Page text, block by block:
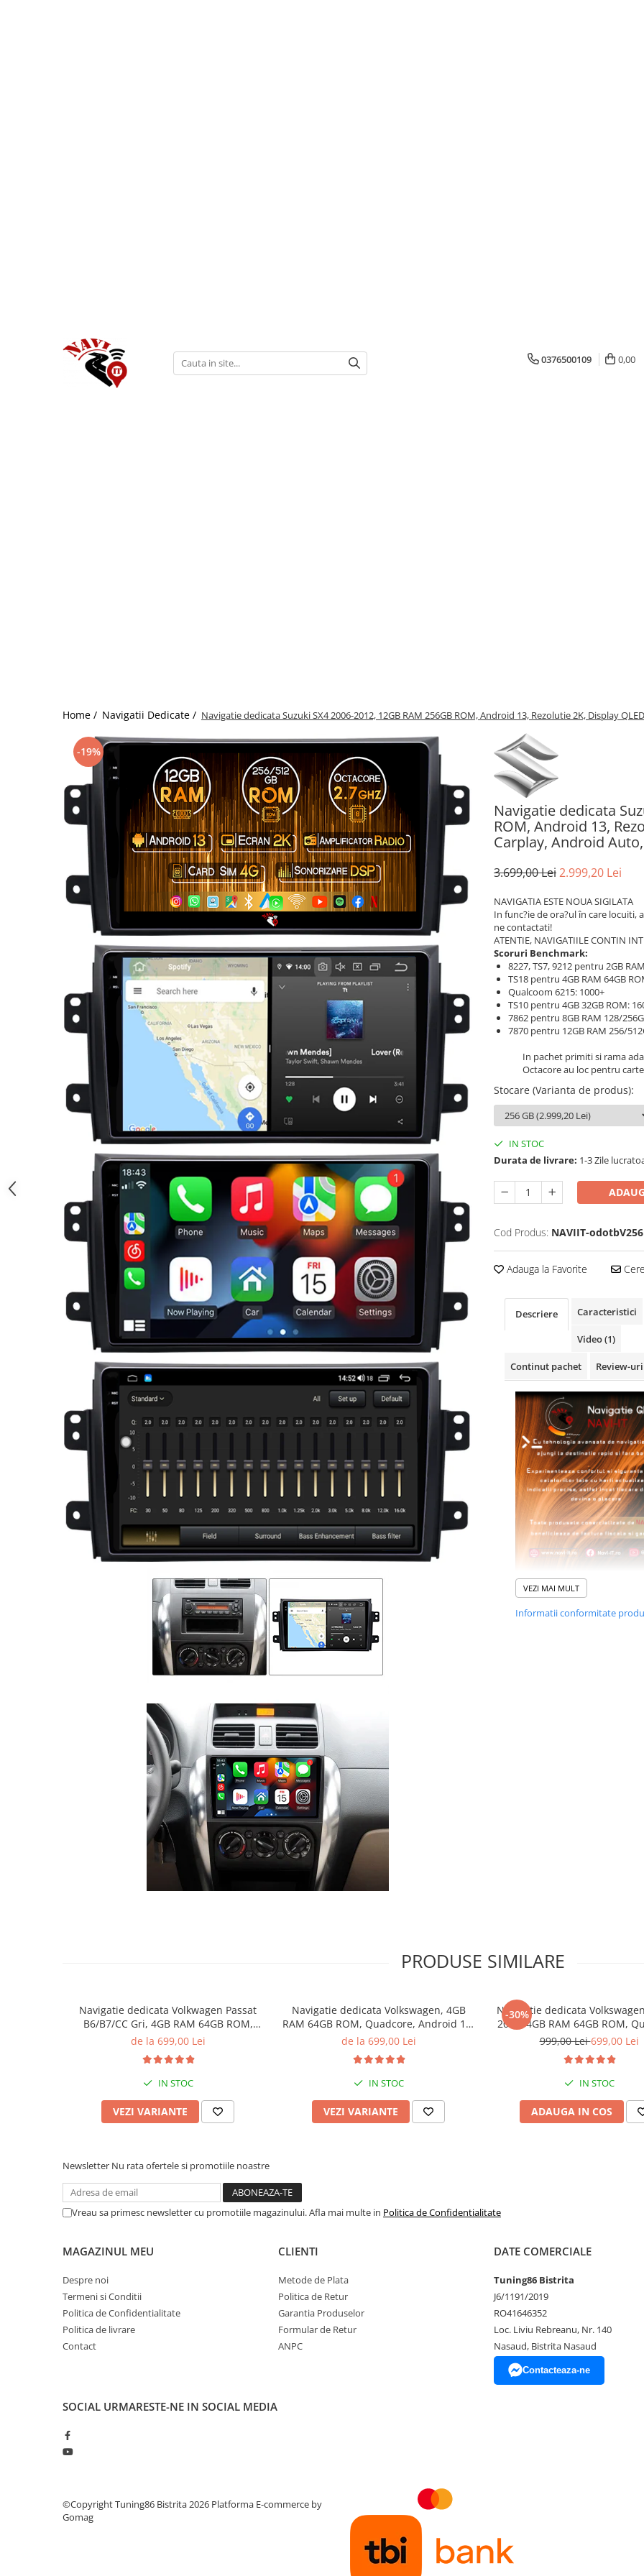
0376500109 0,00
Home / Navigatii Dedicate / Navigatie dedicata Suzuki SX4 2006-2012, 12GB RAM 256GB ROM, Android 13, Rezolutie 2K, Display
-19%
Navigatie dedicata
ROM, Android 13,
Carplay, Android
3.699,00 Lei2.999,20 Lei
NAVIGATIA ESTE NOUA SIGILATA
In func?ie de ora?ul în care
ne contactati!
ATENTIE, NAVIGATIILE CONTIN
Scoruri Benchmark:
8227, TS7, 9212 pentru 2GB
TS18 pentru 4GB RAM 64GB
Qualcoom 6215: 1000+
TS10 pentru 4GB 32GB ROM:
7862 pentru 8GB RAM 128/
7870 pentru 12GB RAM 256/
In pachet primiti si rama
Octacore au loc pentru
Stocare (Varianta de produs):
IN STOC
Durata de livrare: 1-3 Zile
Cod Produs: NAVIIT-odotbV256
Adauga la Favorite
Descriere Caracteristici
Video(1)
Continut pachet Review-
VEZI MAI MULT
Informatii conformitate
PRODUSE SIMILARE
Navigatie dedicata Volkwagen Passat
B6/B7/CC Gri, 4GB RAM 64GB ROM,
Quadcore, Android 14, Display QLED
came
de la 699,00 Lei
IN STOC
VEZI VARIANTE
Navigatie dedicata Volkswagen, 4GB
RAM 64GB ROM, Quadcore, Android 14,
Display QLED, 9", Carplay&Android Auto,
de la 699,00 Lei
IN STOC
VEZI VARIANTE
-30%
Navigatie dedicata
2023, 4GB RAM 64GB ROM,
Android 14, Display QLED
AHD
999,00 Lei699,00 Lei
IN STOC
ADAUGA IN COS
Newsletter Nu rata ofertele si promotiile noastre
Vreau sa primesc newsletter cu promotiile magazinului. Afla mai multe in Politica de Confidentialitate
MAGAZINUL MEU
Despre noi
Termeni si Conditii
Politica de Confidentialitate
Politica de livrare
Contact
CLIENTI
Metode de Plata
Politica de Retur
Garantia Produselor
Formular de Retur
ANPC
DATE COMERCIALE
Tuning86 Bistrita
J6/1191/2019
RO41646352
Loc. Liviu Rebreanu, Nr. 140
Nasaud, Bistrita Nasaud
Contacteaza-ne
SOCIAL URMARESTE-NE IN SOCIAL MEDIA
©Copyright Tuning86 Bistrita 2026 Platforma E-commerce by
Gomag